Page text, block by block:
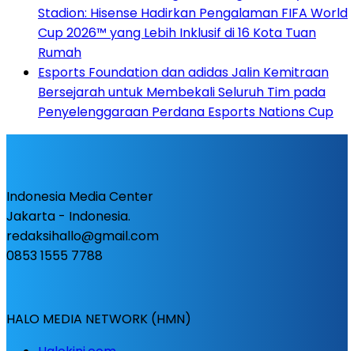
Stadion: Hisense Hadirkan Pengalaman FIFA World
Cup 2026™ yang Lebih Inklusif di 16 Kota Tuan
Rumah
Esports Foundation dan adidas Jalin Kemitraan
Bersejarah untuk Membekali Seluruh Tim pada
Penyelenggaraan Perdana Esports Nations Cup
Indonesia Media Center
Jakarta - Indonesia.
redaksihallo@gmail.com
0853 1555 7788
HALO MEDIA NETWORK (HMN)